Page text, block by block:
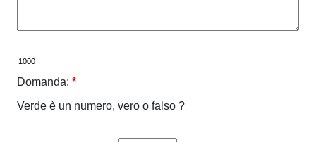
Domanda: *
Verde è un numero, vero o falso ?